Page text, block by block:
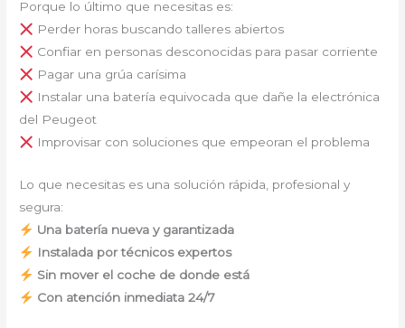
Porque lo último que necesitas es:
Perder horas buscando talleres abiertos
Confiar en personas desconocidas para pasar corriente
Pagar una grúa carísima
Instalar una batería equivocada que dañe la electrónica
del Peugeot
Improvisar con soluciones que empeoran el problema
Lo que necesitas es una solución rápida, profesional y
segura:
Una batería nueva y garantizada
Instalada por técnicos expertos
Sin mover el coche de donde está
Con atención inmediata 24/7